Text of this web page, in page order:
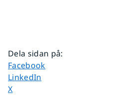
Dela sidan på:
Dela sidan på
Facebook
Dela sidan på
LinkedIn
Dela sidan på
X